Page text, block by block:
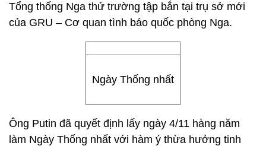
Tổng thống Nga thử trường tập bắn tại trụ sở mới
của GRU – Cơ quan tình báo quốc phòng Nga.
Ngày Thống nhất
Ông Putin đã quyết định lấy ngày 4/11 hàng năm
làm Ngày Thống nhất với hàm ý thừa hưởng tinh